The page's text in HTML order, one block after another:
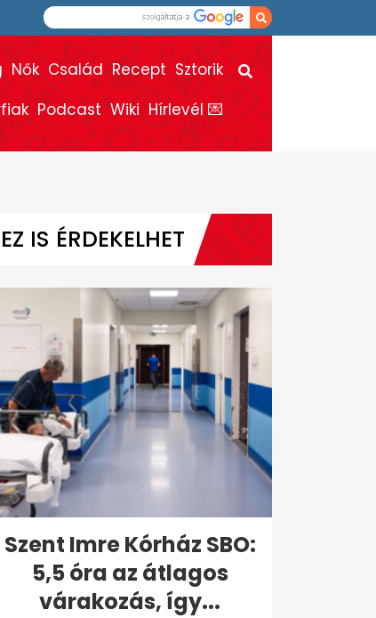
Nők Család Recept Sztorik
Podcast Wiki Hírlevél 💌
EZ IS ÉRDEKELHET
Szent Imre Kórház SBO:
5,5 óra az átlagos
várakozás, így...